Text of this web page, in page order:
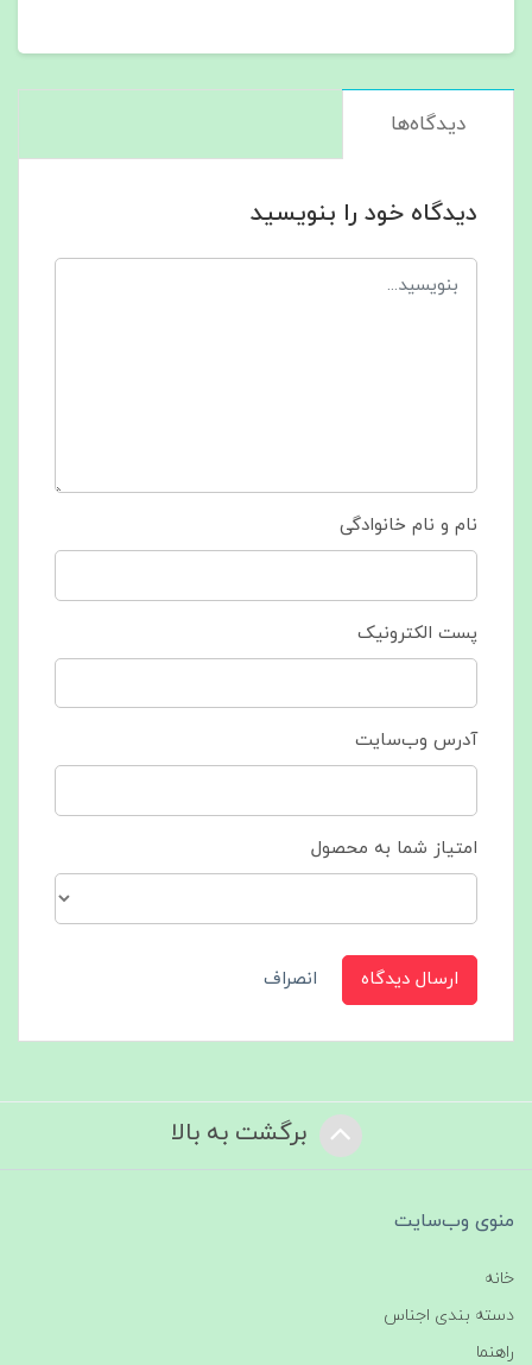
دیدگاه‌ها
دیدگاه خود را بنویسید
نام و نام خانوادگی
پست الکترونیک
آدرس وب‌سایت
امتیاز شما به محصول
ارسال دیدگاه انصراف
برگشت به بالا
منوی وب‌سایت
خانه
دسته بندی اجناس
راهنما